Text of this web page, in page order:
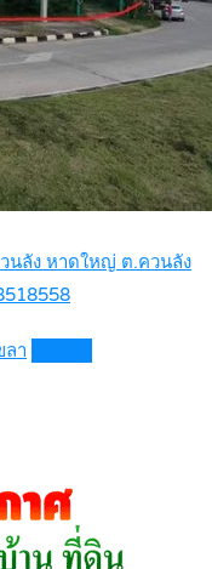
นลัง หาดใหญ่ ต.ควนลัง
ลา